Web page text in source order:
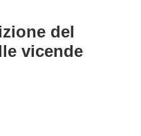
del
vicende